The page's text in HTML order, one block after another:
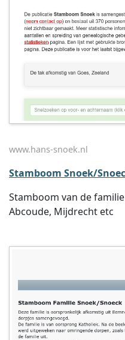
www.hans-snoek.nl
Stamboom Snoek/
Stamboom van de
Abcoude, Mijdrecht etc